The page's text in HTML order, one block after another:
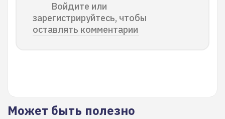
Войдите или
зарегистрируйтесь, чтобы
оставлять комментарии
Может быть полезно